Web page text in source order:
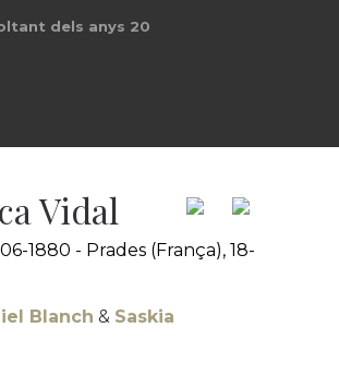
dels anys 20
Vidal
1880 - Prades (França), 18-
Blanch & Saskia